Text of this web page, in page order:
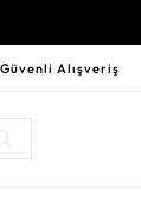
Güvenli Alışveriş